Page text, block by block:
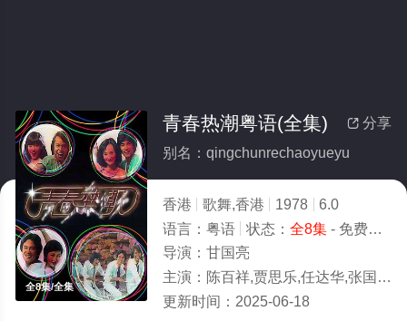
全8集/全集
 分享
青春热潮粤语(全集)
别名：qingchunrechaoyueyu
香港 歌舞,香港 1978
6.0
语言： 粤语 状态： 全8集- 免费在线观看
导演： 甘国亮
主演： 陈百祥,贾思乐,任达华,张国强,周润发,谭咏麟,露云娜,曾庆瑜,黄杏秀,缪骞人,查宁,甘国亮
更新时间： 2025-06-18